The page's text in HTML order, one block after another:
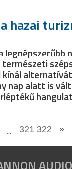
hazai
nap alatt is
... 321 322 »